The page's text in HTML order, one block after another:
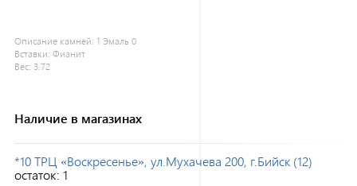
Описание камней: 1 Эмаль 0
Вставки: Фианит
Вес: 3.72
Наличие в магазинах
*10 ТРЦ «Воскресенье», ул.Мухачева 200, г.Бийск (12)
остаток: 1